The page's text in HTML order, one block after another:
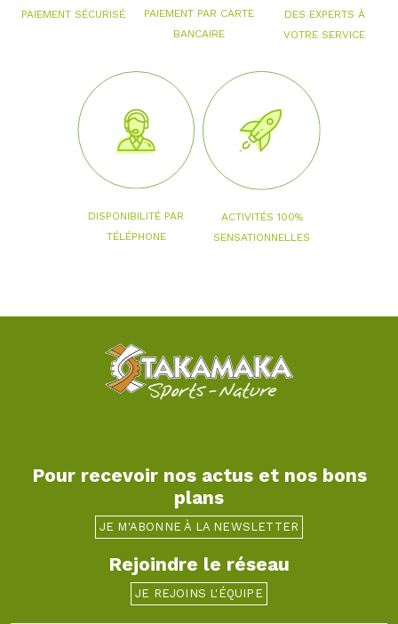
PAIEMENT SÉCURISÉ
PAIEMENT PAR CARTE
BANCAIRE
DES EXPERTS À
VOTRE SERVICE
DISPONIBILITÉ PAR
TÉLÉPHONE
ACTIVITÉS 100%
SENSATIONNELLES
Pour recevoir nos actus et nos bons
plans
JE M'ABONNE À LA NEWSLETTER
Rejoindre le réseau
JE REJOINS L'ÉQUIPE